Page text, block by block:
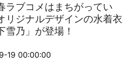
ラブコメはまちがってい
リジナルデザインの水着衣
雪乃」が登場！
19 00:00:00